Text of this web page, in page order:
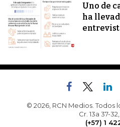
Uno de
ha
© 2026, RCN Medios. Todos
Cr. 13a 37-
(+57) 1